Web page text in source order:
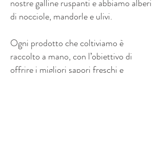
nostre galline ruspanti e abbiamo alberi
di nocciole, mandorle e ulivi.
Ogni prodotto che coltiviamo è
raccolto a mano, con l’obiettivo di
offrire i migliori sapori freschi e